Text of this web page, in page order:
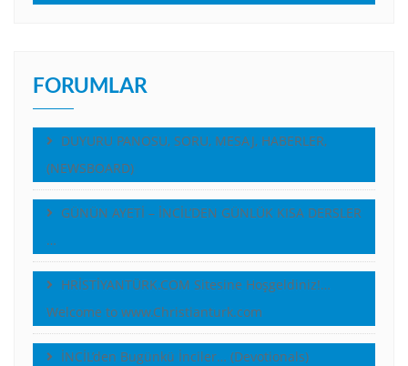
FORUMLAR
DUYURU PANOSU, SORU, MESAJ, HABERLER,
(NEWSBOARD)
GÜNÜN AYETİ – İNCİL’DEN GÜNLÜK KISA DERSLER
…
HRİSTİYANTÜRK.COM Sitesine Hoşgeldiniz!…
Welcome to www.Christianturk.com
İNCİL’den Bugünkü İnciler… (Devotionals)